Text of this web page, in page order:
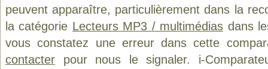
peuvent apparaître, particulièrement dans la
la catégorie Lecteurs MP3 / multimédias dans
vous constatez une erreur dans cette
contacter pour nous le signaler. i-